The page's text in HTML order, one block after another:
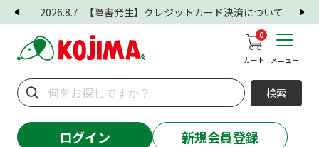
2026.8.7 【障害発生】クレジットカード決済について
0
カート メニュー
検索
ログイン 新規会員登録